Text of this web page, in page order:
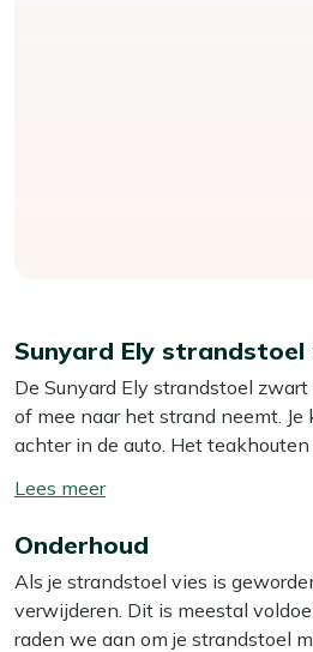
Sunyard Ely
De Sunyard Ely strandstoel
of mee naar het strand neemt. Je
achter in de auto. Het
even je ogen dichtdoet.
Eigenschappen
Inklapbaar frame:je klapt de
Teakhouten frame:sterk
Toon/verberg
meer
Onderhoud
Als je strandstoel vies is
verwijderen. Dit is meestal
raden we aan om je strandstoel